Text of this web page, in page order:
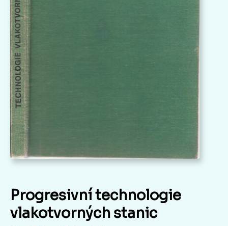
Progresivní technologie
vlakotvorných stanic